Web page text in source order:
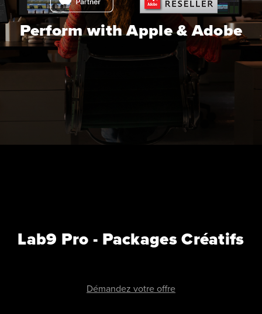
Perform with Apple & Adobe
Lab9 Pro - Packages Créatifs
Démandez votre offre